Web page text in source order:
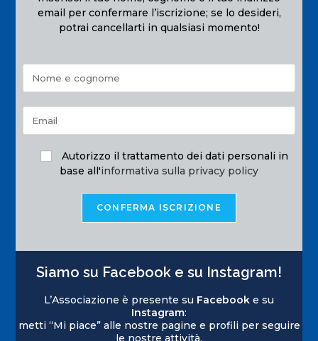
email per confermare l’iscrizione; se lo desideri,
potrai cancellarti in qualsiasi momento!
Autorizzo il trattamento dei dati personali in
base all'informativa sulla privacy policy
Siamo su Facebook e su Instagram!
L’Associazione è presente su Facebook e su
Instagram:
metti “Mi piace” alle nostre pagine e profili per seguire
le nostre attività.